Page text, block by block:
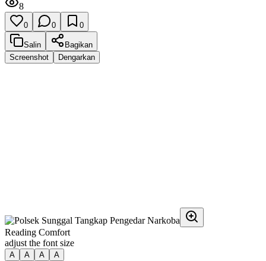
8
0 0 0
Salin
Bagikan
Screenshot
Dengarkan
Reading Comfort
adjust the font size
A A A A